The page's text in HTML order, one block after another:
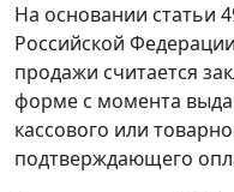
На основании статьи
Российской
продажи считается
форме с момента
кассового или
подтверждающего